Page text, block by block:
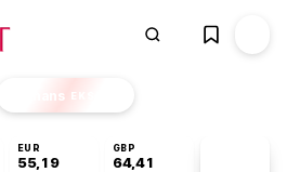
Finans EKSTRA
EUR
55,19
GBP
64,41